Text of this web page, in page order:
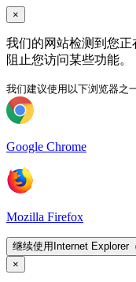
×
我们的网站检测到您正
阻止您访问某些功能。
我们建议使用以下浏览器之
Google Chrome
Mozilla Firefox
继续使用Internet Explorer
×